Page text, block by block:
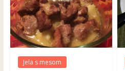
Jela s mesom